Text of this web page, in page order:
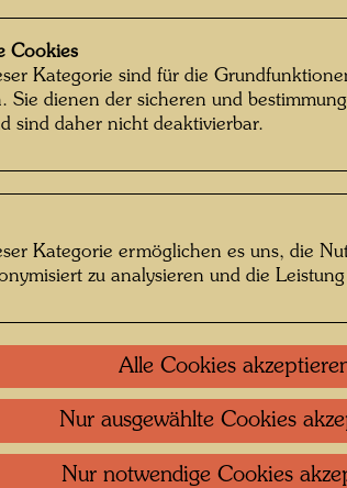
zum
(aus:
S. 50)
Cookies
Kategorie sind für die
Sie dienen der sicheren und
sind daher nicht deaktivierbar.
Kategorie ermöglichen es uns, die
zu analysieren und die Leistung
Alle Cookies
Nur ausgewählte Cookies
Nur notwendige Cookies